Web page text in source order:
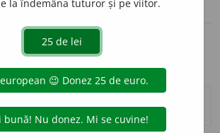
volume_up (19)
1158626:
DOOM
la îndemâna tuturor și pe viitor.